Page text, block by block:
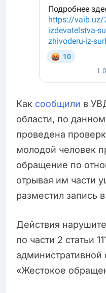
Как сообщили в
области, по
проведена
молодой человек
обращение по
отрывая им части
разместил запись
Действия
по части 2 статьи
административной
«Жестокое